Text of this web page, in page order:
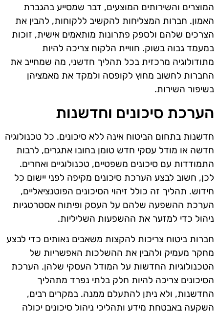
המוצרים והשירותים המוצעים, דבר שמסייע בהגברת
האמון. חברות המצליחות להקשיב ללקוחות, להבין את
הצרכים שלהם ולספק פתרונות מותאמים אישית, זוכות
במעמד גבוה בשוק. חוויית הלקוח צריכה להיות
מתודולוגיה מרכזית בכל תהליך חדשני, מה שמחייב את
החברות לחשוב מחוץ לקופסה ולמקד את מאמציהן
בשיפור השירות.
הערכת סיכונים וחדשנות
חדשנות בתחום הביטוח אינה ללא סיכונים. כל טכנולוגיה
חדשה או מודל עסקי חדש טומן בחובו אתגרים, לרבות
התמודדות עם סיכונים משפטיים, טכנולוגיים ואחרים.
לכן, חשוב לבצע הערכת סיכונים מקיפה לפני יישום כל
חידוש. תהליך זה כולל זיהוי הסיכונים הפוטנציאליים,
הערכת ההשפעה שלהם על העסק ופיתוח אסטרטגיות
ניהול כדי למזער את ההשפעות השליליות.
חברות ביטוח צריכות להקצות משאבים נאותים כדי לבצע
מחקר מעמיק ולהבין את ההשלכות האפשריות של
הטכנולוגיות החדשות על המודל העסקי שלהן. הערכת
הסיכונים צריכה להיות חלק בלתי נפרד מתהליך
החדשנות, ולא ניתן להתעלם ממנה. במקרים רבים,
השקעה באבטחת מידע ותהליכי ניהול סיכונים יכולה